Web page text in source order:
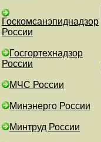
Госкомсанэпиднадзор
России
Госгортехнадзор
России
МЧС России
Минэнерго России
Минтруд России